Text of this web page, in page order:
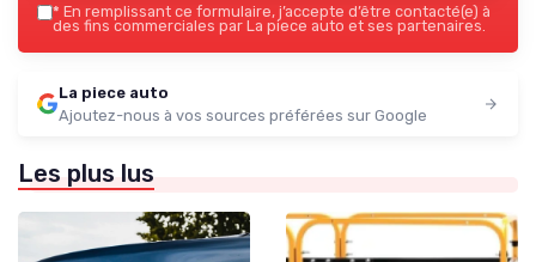
* En remplissant ce formulaire, j’accepte d’être contacté(e) à
des fins commerciales par La piece auto et ses partenaires.
La piece auto
Ajoutez-nous à vos sources préférées sur Google
Les plus lus